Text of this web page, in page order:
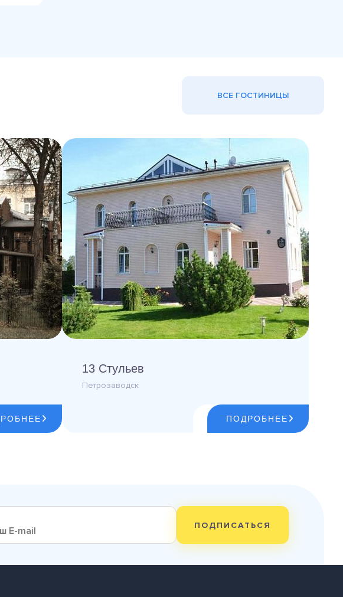
ВСЕ ГОСТИНИЦЫ
13 Стульев
Петрозаводск
ПОДРОБНЕЕ
ПОДПИСАТЬСЯ